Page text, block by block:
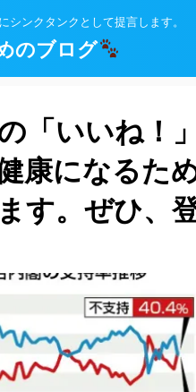
シンクタンクとして提言します。
のブログ
「いいね！
康になるた
す。ぜひ、